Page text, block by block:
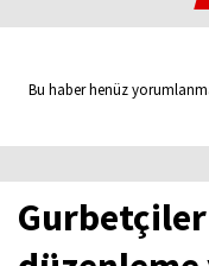
Bu haber henüz